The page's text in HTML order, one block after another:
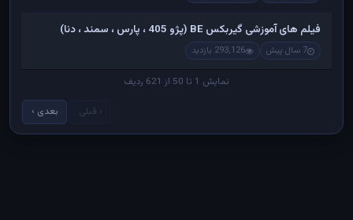
فیلم های آموزشی گیربکس BE (پژو 405 ، پارس ، سمند ، دنا)
7 سال پیش 293,126 بازدید
نمایش 1 تا 50 از 621 ردیف
‹ قبلی بعدی ›